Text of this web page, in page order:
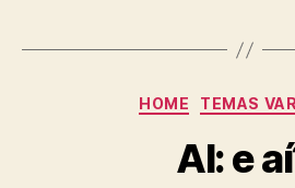
HOME TEMAS
AI: e